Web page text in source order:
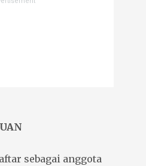
sebagai anggota